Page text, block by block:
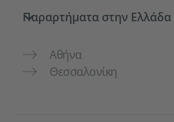
Service- und
Παραρτήματα στην Ελλάδα
Αθήνα
Θεσσαλονίκη